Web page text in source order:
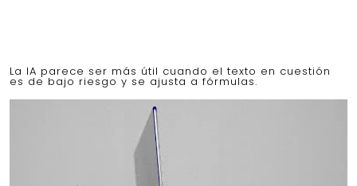
La IA parece ser más útil cuando el texto en cuestión
es de bajo riesgo y se ajusta a fórmulas.